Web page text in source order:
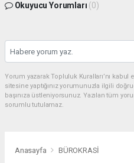
Okuyucu Yorumları (0)
Yorum yazarak Topluluk Kuralları’nı
sitesine yaptığınız yorumunuzla ilgili
başınıza üstleniyorsunuz. Yazılan tüm
sorumlu tutulamaz.
Anasayfa BÜROKRASİ